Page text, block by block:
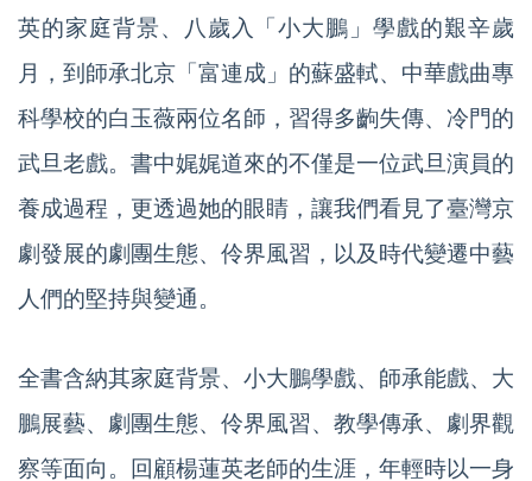
英的家庭背景、八歲入「小大鵬」學戲的艱辛歲
月，到師承北京「富連成」的蘇盛軾、中華戲曲專
科學校的白玉薇兩位名師，習得多齣失傳、冷門的
武旦老戲。書中娓娓道來的不僅是一位武旦演員的
養成過程，更透過她的眼睛，讓我們看見了臺灣京
劇發展的劇團生態、伶界風習，以及時代變遷中藝
人們的堅持與變通。
全書含納其家庭背景、小大鵬學戲、師承能戲、大
鵬展藝、劇團生態、伶界風習、教學傳承、劇界觀
察等面向。回顧楊蓮英老師的生涯，年輕時以一身